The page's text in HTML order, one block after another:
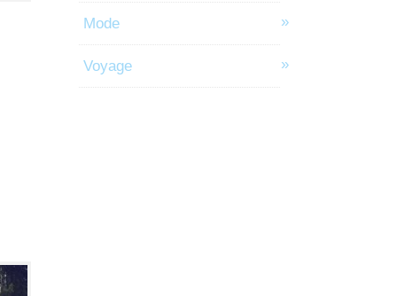
Mode
Voyage